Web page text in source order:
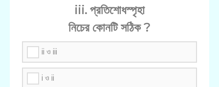
iii. প্রতিশোধস্পৃহা
নিচের কোনটি সঠিক ?
ii ও iii
i ও ii